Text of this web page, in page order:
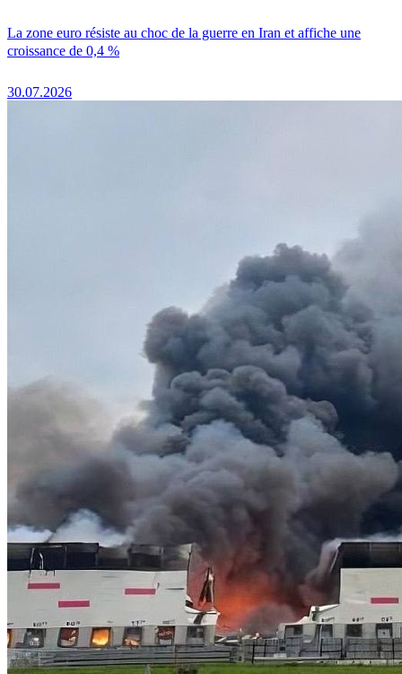
La zone euro résiste au choc de la guerre en Iran et affiche une
croissance de 0,4 %
30.07.2026